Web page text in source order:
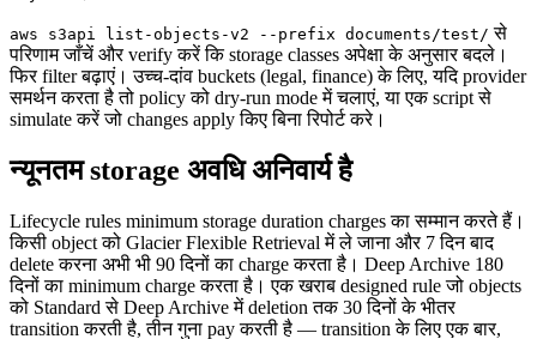
aws s3api list-objects-v2 --prefix documents/test/ से
परिणाम जाँचें और verify करें कि storage classes अपेक्षा के अनुसार बदले।
फिर filter बढ़ाएं। उच्च-दांव buckets (legal, finance) के लिए, यदि provider
समर्थन करता है तो policy को dry-run mode में चलाएं, या एक script से
simulate करें जो changes apply किए बिना रिपोर्ट करे।
न्यूनतम storage अवधि अनिवार्य है
Lifecycle rules minimum storage duration charges का सम्मान करते हैं।
किसी object को Glacier Flexible Retrieval में ले जाना और 7 दिन बाद
delete करना अभी भी 90 दिनों का charge करता है। Deep Archive 180
दिनों का minimum charge करता है। एक खराब designed rule जो objects
को Standard से Deep Archive में deletion तक 30 दिनों के भीतर
transition करती है, तीन गुना pay करती है — transition के लिए एक बार,